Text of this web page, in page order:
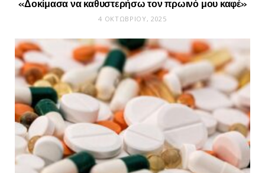
«Δοκίμασα να καθυστερήσω τον πρωινό μου καφέ»
4 ΟΚΤΩΒΡΊΟΥ, 2025